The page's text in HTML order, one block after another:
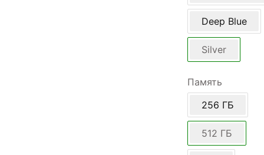
Deep Blue
Silver
Память
256 ГБ
512 ГБ